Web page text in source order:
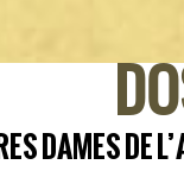
DAMES DE